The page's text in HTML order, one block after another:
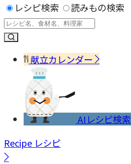
レシピ検索 読みもの検索
献立カレンダー
AIレシピ検索
Recipe レシピ